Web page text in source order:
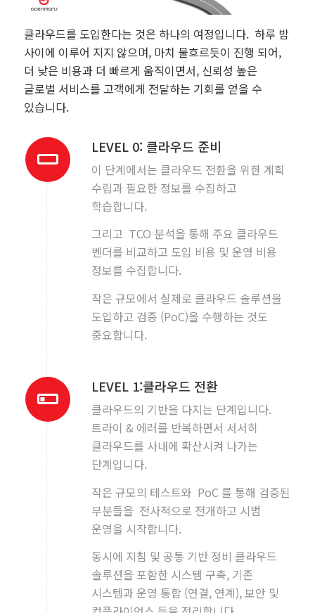
클라우드를 도입한다는 것은 하나의 여정입니다. 하루 밤
사이에 이루어 지지 않으며, 마치 물흐르듯이 진행 되어,
더 낮은 비용과 더 빠르게 움직이면서, 신뢰성 높은
글로벌 서비스를 고객에게 전달하는 기회를 얻을 수
있습니다.
LEVEL 0: 클라우드 준비
이 단계에서는 클라우드 전환을 위한 계획
수립과 필요한 정보를 수집하고
학습합니다.
그리고 TCO 분석을 통해 주요 클라우드
벤더를 비교하고 도입 비용 및 운영 비용
정보를 수집합니다.
작은 규모에서 실제로 클라우드 솔루션을
도입하고 검증 (PoC)을 수행하는 것도
중요합니다.
LEVEL 1:클라우드 전환
클라우드의 기반을 다지는 단계입니다.
트라이 & 에러를 반복하면서 서서히
클라우드를 사내에 확산시켜 나가는
단계입니다.
작은 규모의 테스트와 PoC 를 통해 검증된
부분들을 전사적으로 전개하고 시범
운영을 시작합니다.
동시에 지침 및 공통 기반 정비 클라우드
솔루션을 포함한 시스템 구축, 기존
시스템과 운영 통합 (연결, 연계), 보안 및